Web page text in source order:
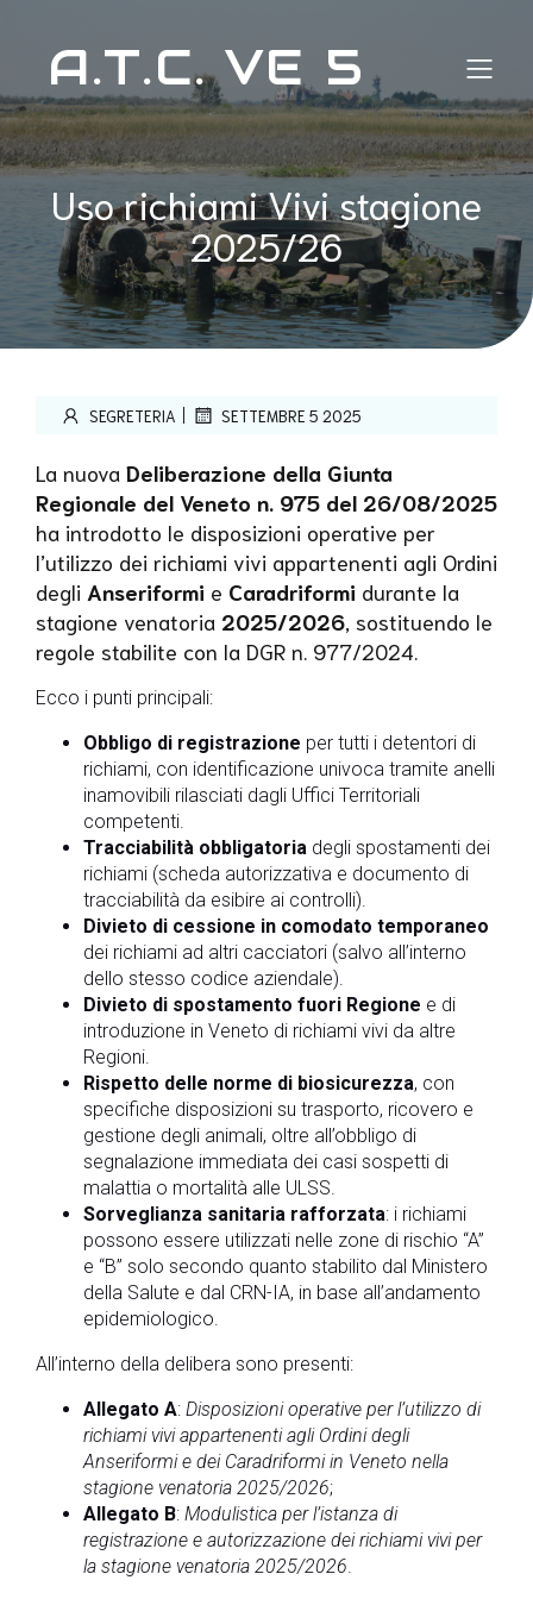
A.T.C. VE 5
Uso richiami Vivi stagione
2025/26
SEGRETERIA | SETTEMBRE 5 2025
La nuova Deliberazione della Giunta
Regionale del Veneto n. 975 del 26/08/2025
ha introdotto le disposizioni operative per
l’utilizzo dei richiami vivi appartenenti agli Ordini
degli Anseriformi e Caradriformi durante la
stagione venatoria 2025/2026, sostituendo le
regole stabilite con la DGR n. 977/2024.
Ecco i punti principali:
Obbligo di registrazione per tutti i detentori di
richiami, con identificazione univoca tramite anelli
inamovibili rilasciati dagli Uffici Territoriali
competenti.
Tracciabilità obbligatoria degli spostamenti dei
richiami (scheda autorizzativa e documento di
tracciabilità da esibire ai controlli).
Divieto di cessione in comodato temporaneo
dei richiami ad altri cacciatori (salvo all’interno
dello stesso codice aziendale).
Divieto di spostamento fuori Regione e di
introduzione in Veneto di richiami vivi da altre
Regioni.
Rispetto delle norme di biosicurezza, con
specifiche disposizioni su trasporto, ricovero e
gestione degli animali, oltre all’obbligo di
segnalazione immediata dei casi sospetti di
malattia o mortalità alle ULSS.
Sorveglianza sanitaria rafforzata: i richiami
possono essere utilizzati nelle zone di rischio “A”
e “B” solo secondo quanto stabilito dal Ministero
della Salute e dal CRN-IA, in base all’andamento
epidemiologico.
All’interno della delibera sono presenti:
Allegato A: Disposizioni operative per l’utilizzo di
richiami vivi appartenenti agli Ordini degli
Anseriformi e dei Caradriformi in Veneto nella
stagione venatoria 2025/2026;
Allegato B: Modulistica per l’istanza di
registrazione e autorizzazione dei richiami vivi per
la stagione venatoria 2025/2026.